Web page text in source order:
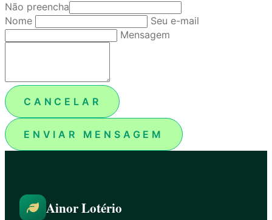
Não preencha
Nome
Seu e-mail
Mensagem
CANCELAR
ENVIAR MENSAGEM
Ainor Lotério